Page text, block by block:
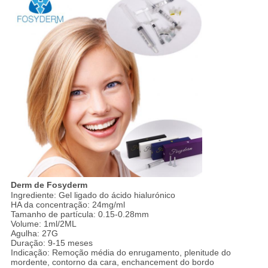
Derm de Fosyderm
Ingrediente: Gel ligado do ácido hialurónico
HA da concentração: 24mg/ml
Tamanho de partícula: 0.15-0.28mm
Volume: 1ml/2ML
Agulha: 27G
Duração: 9-15 meses
Indicação: Remoção média do enrugamento, plenitude do
mordente, contorno da cara, enchancement do bordo